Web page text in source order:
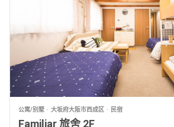
公寓/别墅 大坂府大阪市西成区 民宿
Familiar 旅舍 2F